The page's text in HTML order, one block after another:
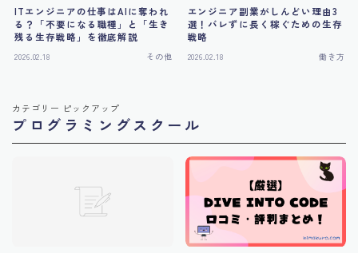
ITエンジニアの仕事はAIに奪われ
る？「不要になる職種」と「生き
残る生存戦略」を徹底解説
2026.02.18 その他
エンジニア副業がしんどい理由3
選！バレずに長く稼ぐための生存
戦略
2026.02.18 働き方
カテゴリー ピックアップ
プログラミングスクール